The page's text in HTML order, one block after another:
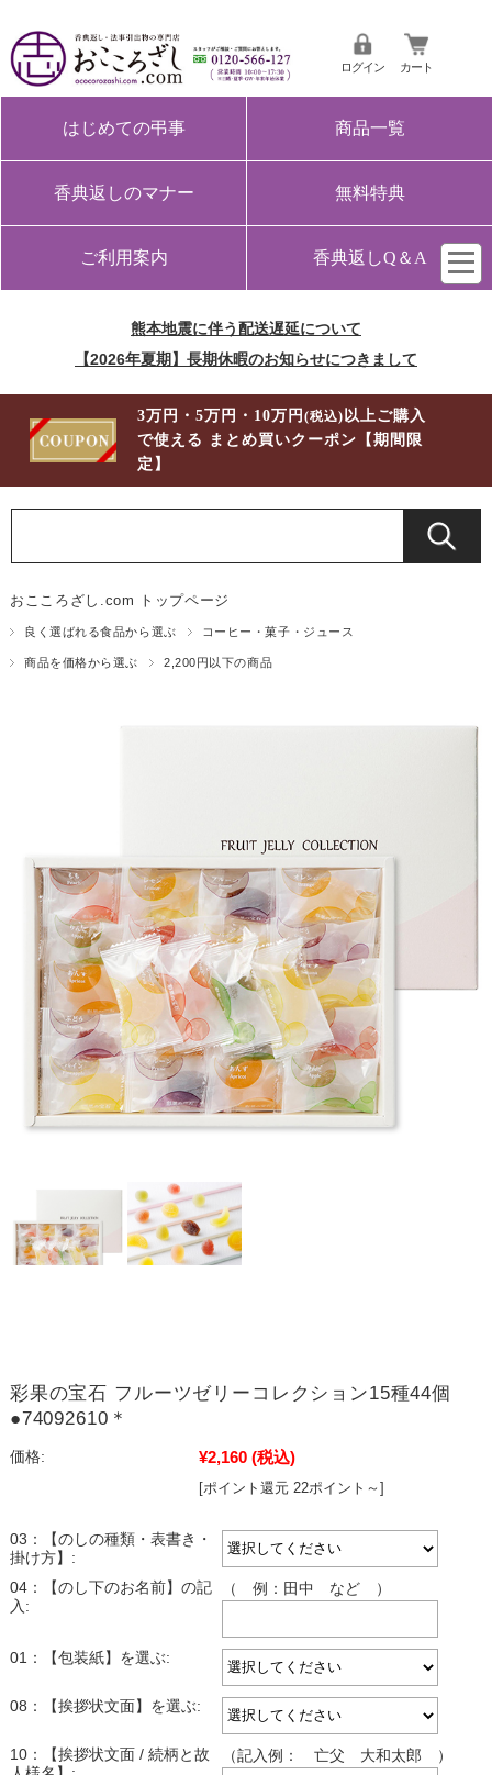
ログイン カート
はじめての弔事 商品一覧
香典返しのマナー 無料特典
ご利用案内 香典返しQ＆A
熊本地震に伴う配送遅延について
【2026年夏期】長期休暇のお知らせにつきまして
3万円・5万円・10万円(税込) 以上ご購入
で使える まとめ買いクーポン【期間限
定】
おこころざし.com トップページ
良く選ばれる食品から選ぶ コーヒー・菓子・ジュース
商品を価格から選ぶ 2,200円以下の商品
彩果の宝石 フルーツゼリーコレクション15種44個
●74092610＊
価格: ¥2,160 (税込)
[ポイント還元 22ポイント～]
03：【のしの種類・表書き・
掛け方】:
04：【のし下のお名前】の記
入:
（ 例：田中 など ）
01：【包装紙】を選ぶ:
08：【挨拶状文面】を選ぶ:
10：【挨拶状文面 / 続柄と故
（記入例： 亡父 大和太郎 ）